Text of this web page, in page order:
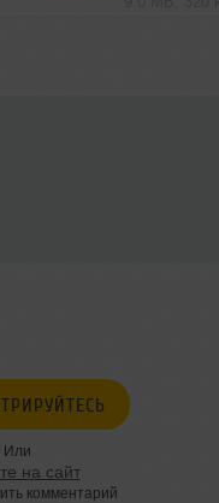
Или
на сайт
комментарий